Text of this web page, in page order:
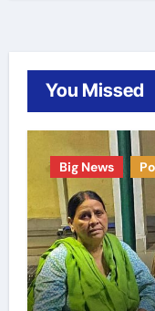
You Missed
Big News